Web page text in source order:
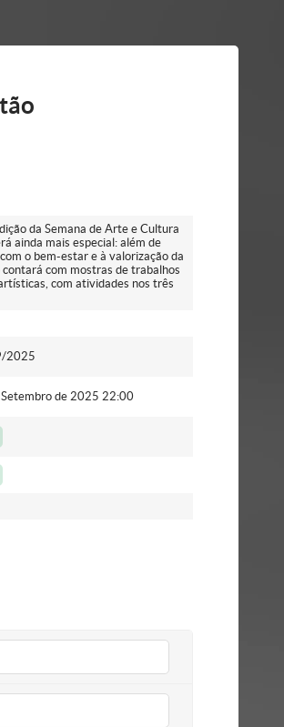
da Semana de Arte e Cultura
ainda mais especial: além de
o bem-estar e à valorização da
com mostras de trabalhos
com atividades nos três
2025
de 2025 22:00